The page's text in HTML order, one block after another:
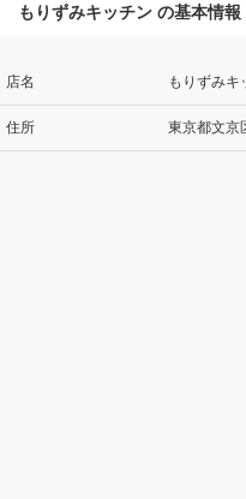
もりずみキッチン の基本情報
店名 もりずみキ
住所 東京都文京